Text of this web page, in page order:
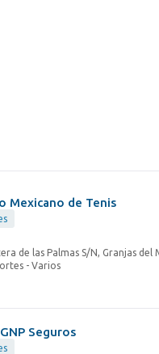
Mexicano de Tenis
de las Palmas S/N, Granjas
- Varios
Seguros